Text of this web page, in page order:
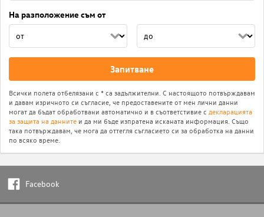
На разположение съм от
Запитване
Всички полета отбелязани с * са задължителни. С настоящото потвърждавам
и давам изричното си съгласие, че предоставените от мен лични данни
могат да бъдат обработвани автоматично и в съответстивие с декларацията
за защита на данните и да ми бъде изпратена исканата информация. Също
така потвърждавам, че мога да оттегля съгласието си за обработка на данни
по всяко време.
Facebook